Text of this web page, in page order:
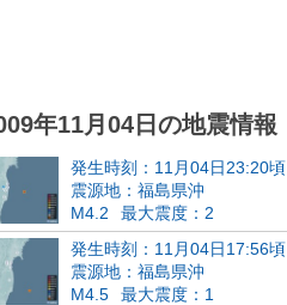
年11月04日の地震情報
発生時刻：11月04日23:20頃
震源地：福島県沖
M4.2
最大震度：2
発生時刻：11月04日17:56頃
震源地：福島県沖
M4.5
最大震度：1